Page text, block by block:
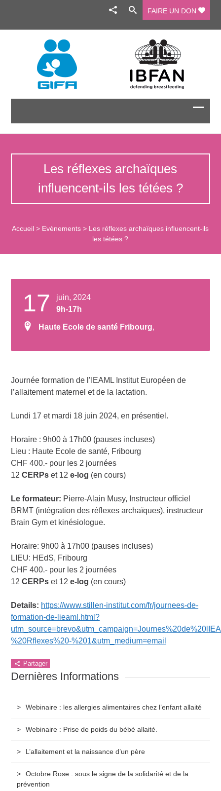
FAIRE UN DON
Les réflexes archaïques
influencent-ils les tétées ?
Accueil > Evènements > Les réflexes archaïques influencent-ils
les tétées ?
17
juin, 2024
9h-17h
Haute Ecole de santé Fribourg,
Journée formation de l’IEAML Institut Européen de
l’allaitement maternel et de la lactation.
Lundi 17 et mardi 18 juin 2024, en présentiel.
Horaire : 9h00 à 17h00 (pauses incluses)
Lieu : Haute Ecole de santé, Fribourg
CHF 400.- pour les 2 journées
12CERPset 12 e-log (en cours)
Le formateur: Pierre-Alain Musy, Instructeur officiel
BRMT (intégration des réflexes archaïques), instructeur
Brain Gym et kinésiologue.
Horaire: 9h00 à 17h00 (pauses incluses)
LIEU: HEdS, Fribourg
CHF 400.- pour les 2 journées
12CERPset 12 e-log (en cours)
Details: https://www.stillen-institut.com/fr/journees-de-
formation-de-lieaml.html?
%20Rflexes%20-%201&utm_medium=email
Partager
Dernières Informations
Webinaire : les allergies alimentaires chez l’enfant allaité
Webinaire : Prise de poids du bébé allaité.
L’allaitement et la naissance d’un père
Octobre Rose : sous le signe de la solidarité et de la
prévention